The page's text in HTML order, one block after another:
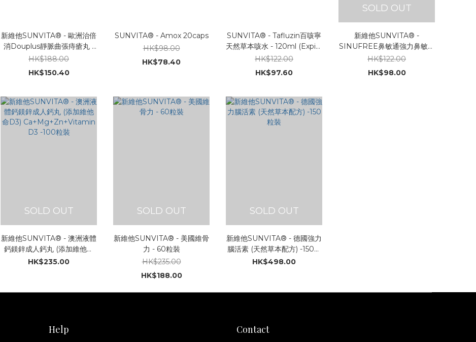
新維他SUNVITA® - 歐洲治倍
消Douplus靜脈曲張痔瘡丸 -
30粒裝 (09/2028到期)
HK$188.00
HK$150.40
SUNVITA® - Amox 20caps
HK$98.00
HK$78.40
SUNVITA® - Tafluzin百咳寧
天然草本咳水 - 120ml (Expiry
Date: 01/2028)
HK$122.00
HK$97.60
SOLD OUT
新維他SUNVITA® -
SINUFREE鼻敏通強力鼻敏感
噴劑 30ML
HK$122.00
HK$98.00
SOLD OUT
新維他SUNVITA® - 澳洲液體
鈣鎂鋅成人鈣丸 (添加維他命
D3) Ca+Mg+Zn+Vitamin
HK$235.00
SOLD OUT
新維他SUNVITA® - 美國維骨
力 - 60粒裝
HK$235.00
HK$188.00
SOLD OUT
新維他SUNVITA® - 德國強力
腦活素 (天然草本配方) -150粒
裝
HK$498.00
Help Contact